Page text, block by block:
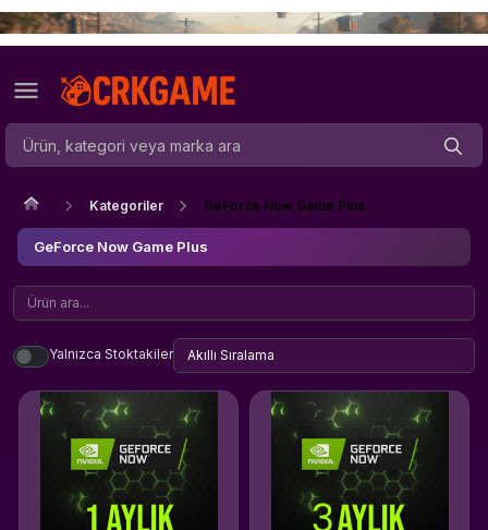
Kategoriler GeForce Now Game Plus
GeForce Now Game Plus
Yalnızca Stoktakiler